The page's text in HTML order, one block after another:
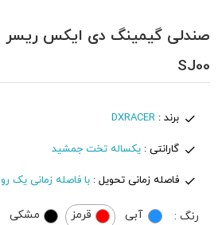
صندلی گیمینگ دی ایکس ریسر
SJ00
برند :DXRACER
گارانتی :یکساله تخت جمشید
فاصله زمانی تحویل : با فاصله زمانی یک
رنگ : آبی قرمز مشکی